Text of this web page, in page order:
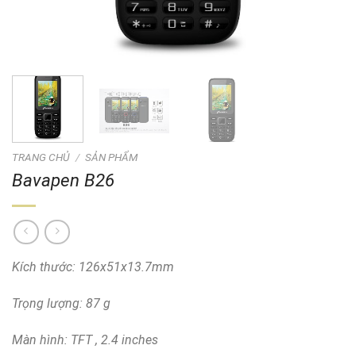
TRANG CHỦ / SẢN PHẨM
Bavapen B26
Kích thước: 126x51x13.7mm
Trọng lượng: 87 g
Màn hình: TFT , 2.4 inches